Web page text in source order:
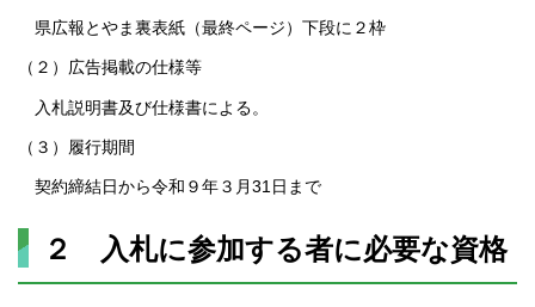
県広報とやま裏表紙（最終ページ）下段に２枠
（２）広告掲載の仕様等
入札説明書及び仕様書による。
（３）履行期間
契約締結日から令和９年３月31日まで
２ 入札に参加する者に必要な資格